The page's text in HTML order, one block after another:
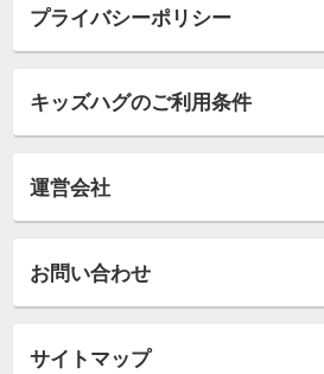
プライバシーポリシー
キッズハグのご利用条件
運営会社
お問い合わせ
サイトマップ